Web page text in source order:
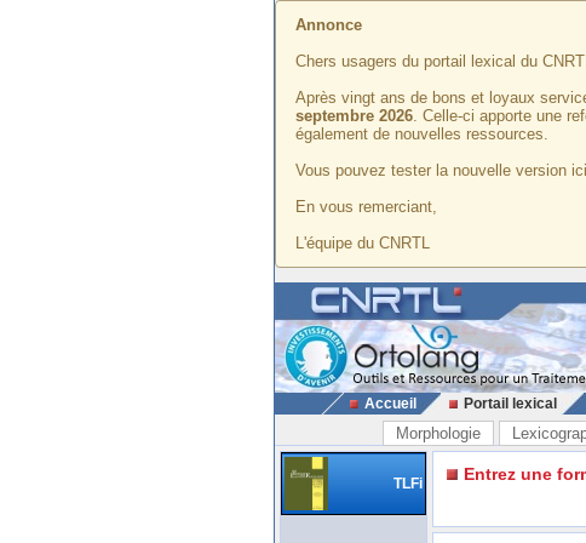
Annonce
Chers usagers du portail lexical du
Après vingt ans de bons et loyaux
septembre 2026. Celle-ci apporte une
également de nouvelles ressources.
Vous pouvez tester la nouvelle version
En vous remerciant,
L'équipe du CNRTL
Accueil Portail lexical
Morphologie
TLFi Entrez une